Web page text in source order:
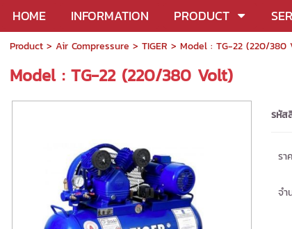
HOME INFORMATION PRODUCT
Product> Air Compressure > TIGER > Model : TG-22 (220/380
Model : TG-22 (220/380 Volt)
รหัส
รา
จำ